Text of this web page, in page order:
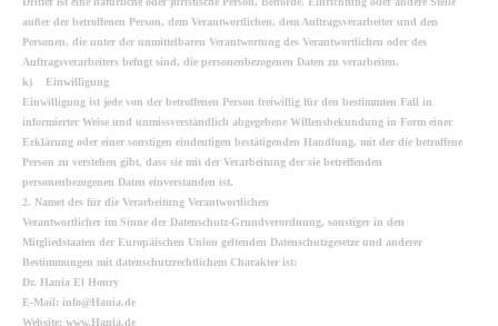
außer der betroffenen Person, dem Verantwortlichen, dem Auftragsverarbeiter und den
Personen, die unter der unmittelbaren Verantwortung des Verantwortlichen oder des
Auftragsverarbeiters befugt sind, die personenbezogenen Daten zu verarbeiten.
k) Einwilligung
Einwilligung ist jede von der betroffenen Person freiwillig für den bestimmten Fall in
informierter Weise und unmissverständlich abgegebene Willensbekundung in Form einer
Erklärung oder einer sonstigen eindeutigen bestätigenden Handlung, mit der die betroffene
Person zu verstehen gibt, dass sie mit der Verarbeitung der sie betreffenden
personenbezogenen Daten einverstanden ist.
2. Namet des für die Verarbeitung Verantwortlichen
Verantwortlicher im Sinne der Datenschutz-Grundverordnung, sonstiger in den
Mitgliedstaaten der Europäischen Union geltenden Datenschutzgesetze und anderer
Bestimmungen mit datenschutzrechtlichem Charakter ist:
Dr. Hania El Houry
E-Mail: info@Hania.de
Website: www.Hania.de